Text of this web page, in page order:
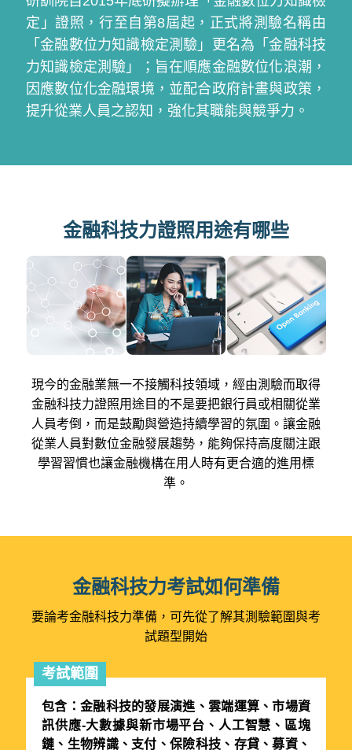
定」證照，行至自第8屆起，正式將測驗名稱由
「金融數位力知識檢定測驗」更名為「金融科技
力知識檢定測驗」；旨在順應金融數位化浪潮，
因應數位化金融環境，並配合政府計畫與政策，
提升從業人員之認知，強化其職能與競爭力。
金融科技力證照用途有哪些
現今的金融業無一不接觸科技領域，經由測驗而取得
金融科技力證照用途目的不是要把銀行員或相關從業
人員考倒，而是鼓勵與營造持續學習的氛圍。讓金融
從業人員對數位金融發展趨勢，能夠保持高度關注跟
學習習慣也讓金融機構在用人時有更合適的進用標
準。
金融科技力考試如何準備
要論考金融科技力準備，可先從了解其測驗範圍與考
試題型開始
考試範圍
包含：金融科技的發展演進、雲端運算、市場資
訊供應-大數據與新市場平台、人工智慧、區塊
鏈、生物辨識、支付、保險科技、存貸、募資、